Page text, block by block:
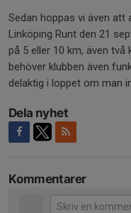
Sedan hoppas vi även att
Linköping Runt den 21
på 5 eller 10 km, även
behöver klubben även
delaktig i loppet om man
Dela nyhet
Kommentarer